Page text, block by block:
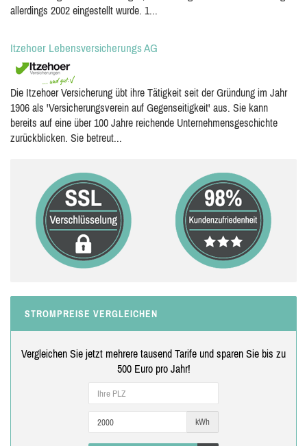
allerdings 2002 eingestellt wurde. 1...
Itzehoer Lebensversicherungs AG
Die Itzehoer Versicherung übt ihre Tätigkeit seit der Gründung im Jahr
1906 als 'Versicherungsverein auf Gegenseitigkeit' aus. Sie kann
bereits auf eine über 100 Jahre reichende Unternehmensgeschichte
zurückblicken. Sie betreut...
STROMPREISE VERGLEICHEN
Vergleichen Sie jetzt mehrere tausend Tarife und sparen Sie bis zu
500 Euro pro Jahr!
kWh